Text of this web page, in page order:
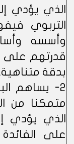
الذي يؤدي
التربوي
وأسسه
قدرتهم على
بدقة متناهية.
2- يساهم
متمكنا من
الذي يؤدي
على